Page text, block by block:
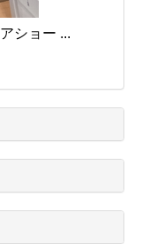
ショー ...